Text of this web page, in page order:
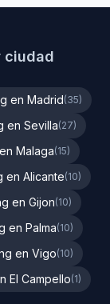
ciudad
en Madrid(35)
en Sevilla(27)
Malaga(15)
en Alicante(10)
en Gijon(10)
en Palma(10)
en Vigo(10)
El Campello(1)